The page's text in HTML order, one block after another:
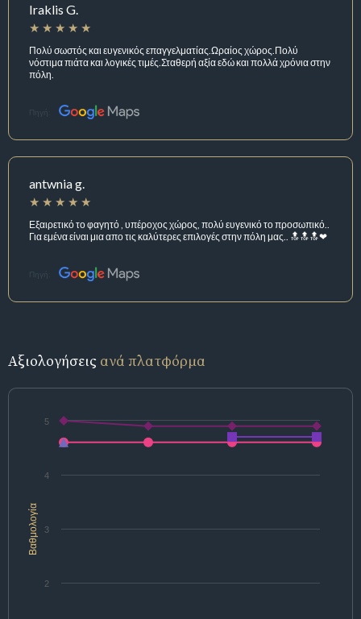
Iraklis G.
Πολύ σωστός και ευγενικός επαγγελματίας.Ωραίος χώρος.Πολύ
νόστιμα πιάτα και λογικές τιμές.Σταθερή αξία εδώ και πολλά χρόνια στην
πόλη.
Πηγή:
antwnia g.
Εξαιρετικό το φαγητό , υπέροχος χώρος, πολύ ευγενικό το προσωπικό..
Για εμένα είναι μια απο τις καλύτερες επιλογές στην πόλη μας.. 🔝🔝🔝❤
Πηγή:
Αξιολογήσεις ανά πλατφόρμα
Βαθμολογία
2
3
4
5